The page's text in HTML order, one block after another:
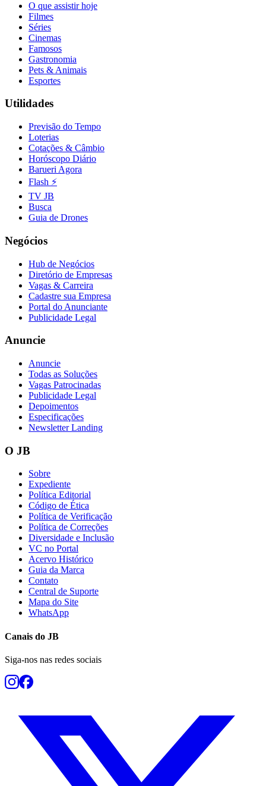
Botafogo
Grêmio
Internacional
O que assistir hoje
Filmes
Séries
Cinemas
Famosos
Gastronomia
Pets & Animais
Esportes
Utilidades
Previsão do Tempo
Loterias
Cotações & Câmbio
Horóscopo Diário
Barueri Agora
Flash ⚡
TV JB
Busca
Guia de Drones
Negócios
Hub de Negócios
Diretório de Empresas
Vagas & Carreira
Cadastre sua Empresa
Portal do Anunciante
Publicidade Legal
Anuncie
Anuncie
Todas as Soluções
Vagas Patrocinadas
Publicidade Legal
Depoimentos
Especificações
Newsletter Landing
O JB
Sobre
Expediente
Política Editorial
Código de Ética
Política de Verificação
Política de Correções
Diversidade e Inclusão
VC no Portal
Acervo Histórico
Guia da Marca
Contato
Central de Suporte
Mapa do Site
WhatsApp
Canais do JB
Siga-nos nas redes sociais